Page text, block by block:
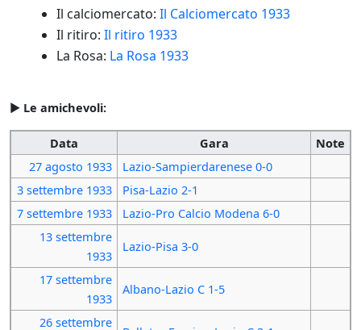
Il calciomercato: Il Calciomercato 1933
Il ritiro: Il ritiro 1933
La Rosa: La Rosa 1933
► Le amichevoli:
Data Gara
Note
27 agosto 1933
Lazio-Sampierdarenese 0-0
3 settembre 1933
Pisa-Lazio 2-1
7 settembre 1933
Lazio-Pro Calcio Modena 6-0
13 settembre
1933
Lazio-Pisa 3-0
17 settembre
1933
Albano-Lazio C 1-5
26 settembre